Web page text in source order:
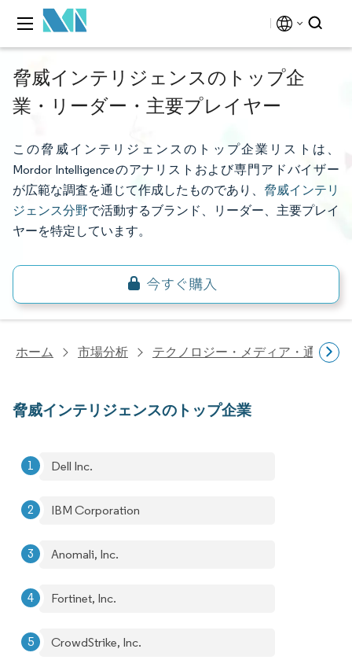
脅威インテリジェンスのトップ企
業・リーダー・主要プレイヤー
この脅威インテリジェンスのトップ企業リストは、
Mordor Intelligenceのアナリストおよび専門アドバイザー
が広範な調査を通じて作成したものであり、 脅威インテリ
ジェンス分野で活動するブランド、リーダー、主要プレイ
ヤーを特定しています。
ホーム 市場分析 テクノロジー・メディア・通信研
脅威インテリジェンスのトップ企業
Dell Inc.
IBM Corporation
Anomali, Inc.
Fortinet, Inc.
CrowdStrike, Inc.